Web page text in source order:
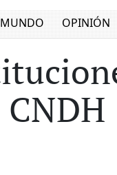
MUNDO OPINIÓN